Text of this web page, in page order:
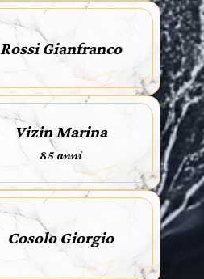
Rossi Gianfranco
Vizin Marina
85 anni
Cosolo Giorgio